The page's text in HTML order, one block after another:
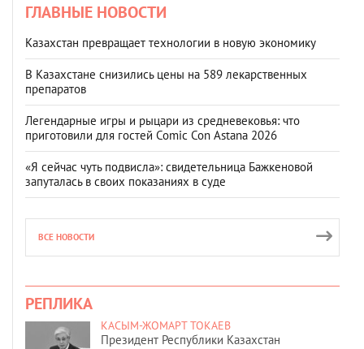
ГЛАВНЫЕ НОВОСТИ
Казахстан превращает технологии в новую экономику
В Казахстане снизились цены на 589 лекарственных
препаратов
Легендарные игры и рыцари из средневековья: что
приготовили для гостей Comic Con Astana 2026
«Я сейчас чуть подвисла»: свидетельница Бажкеновой
запуталась в своих показаниях в суде
ВСЕ НОВОСТИ
РЕПЛИКА
КАСЫМ-ЖОМАРТ ТОКАЕВ
Президент Республики Казахстан